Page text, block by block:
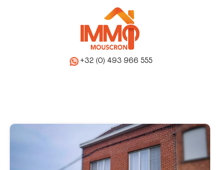
+32 (0) 493 966 555